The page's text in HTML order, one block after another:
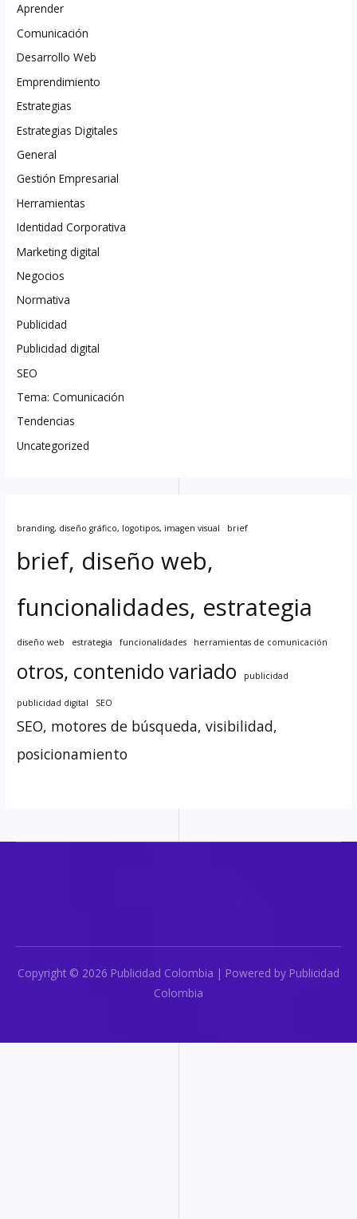
Aprender
Comunicación
Desarrollo Web
Emprendimiento
Estrategias
Estrategias Digitales
General
Gestión Empresarial
Herramientas
Identidad Corporativa
Marketing digital
Negocios
Normativa
Publicidad
Publicidad digital
SEO
Tema: Comunicación
Tendencias
Uncategorized
branding, diseño gráfico, logotipos, imagen visual brief
brief, diseño web,
funcionalidades, estrategia
diseño web estrategia funcionalidades herramientas de comunicación
otros, contenido variado publicidad
publicidad digital SEO
SEO, motores de búsqueda, visibilidad,
posicionamiento
Copyright © 2026 Publicidad Colombia | Powered by Publicidad
Colombia